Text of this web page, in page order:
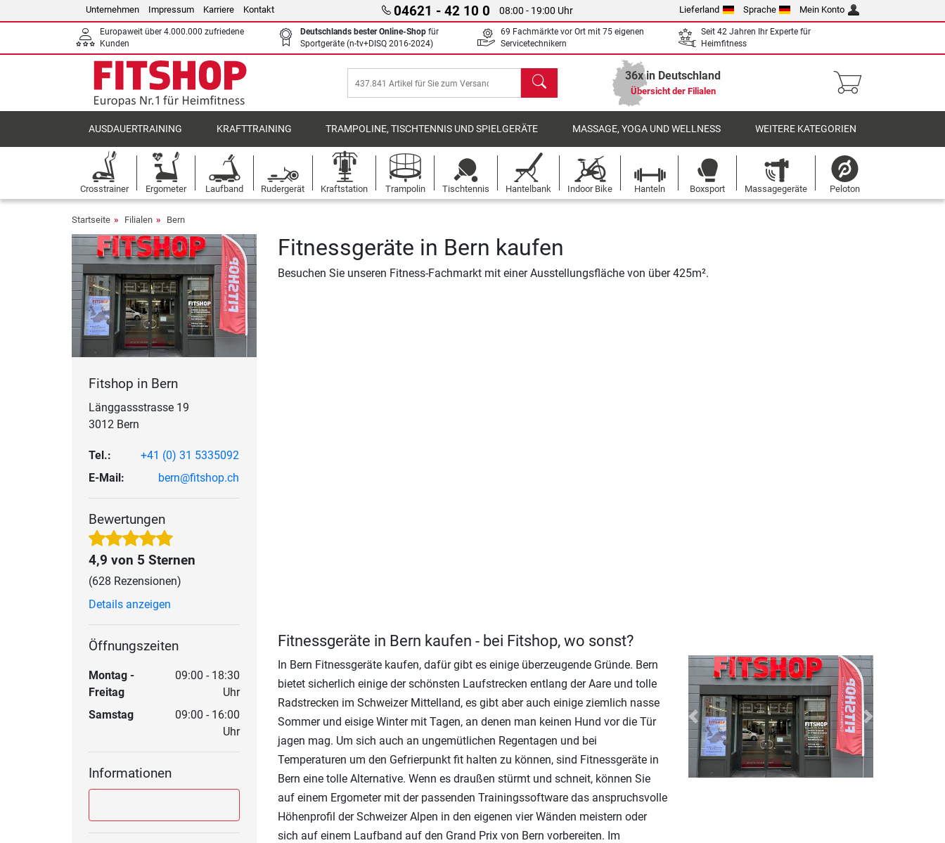
Unternehmen Impressum Karriere Kontakt 04621 - 42 10 0 08:00 - 19:00 Uhr Lieferland Sprache Mein Konto
Europaweit über 4.000.000 zufriedene
Kunden
Deutschlands bester Online-Shop für
Sportgeräte (n-tv+DISQ 2016-2024)
69 Fachmärkte vor Ort mit 75 eigenen
Servicetechnikern
Seit 42 Jahren Ihr Experte für
Heimfitness
Suchen 36x in Deutschland
Übersicht der Filialen
AUSDAUERTRAINING KRAFTTRAINING TRAMPOLINE, TISCHTENNIS UND SPIELGERÄTE MASSAGE, YOGA UND WELLNESS WEITERE KATEGORIEN
Crosstrainer Ergometer Laufband Rudergerät Kraftstation Trampolin Tischtennis Hantelbank Indoor Bike Hanteln Boxsport Massagegeräte Peloton
Startseite Filialen Bern
Fitshop in Bern
Länggassstrasse 19
3012 Bern
Tel.:
+41 (0) 31 5335092
E-Mail:
bern@fitshop.ch
Bewertungen
4,9 von 5 Sternen
(628 Rezensionen)
Details anzeigen
Öffnungszeiten
Montag -
Freitag
09:00 - 18:30
Uhr
Samstag
09:00 - 16:00
Uhr
Informationen
Fitnessgeräte in Bern kaufen
Besuchen Sie unseren Fitness-Fachmarkt mit einer Ausstellungsfläche von über 425m².
Fitnessgeräte in Bern kaufen - bei Fitshop, wo sonst?
In Bern Fitnessgeräte kaufen, dafür gibt es einige überzeugende Gründe. Bern
bietet sicherlich einige der schönsten Laufstrecken entlang der Aare und tolle
Radstrecken im Schweizer Mittelland, es gibt aber auch einige ziemlich nasse
Sommer und eisige Winter mit Tagen, an denen man keinen Hund vor die Tür
jagen mag. Um sich auch an ungemütlichen Regentagen und bei
Temperaturen um den Gefrierpunkt fit halten zu können, sind Fitnessgeräte in
Bern eine tolle Alternative. Wenn es draußen stürmt und schneit, können Sie
auf einem Ergometer mit der passenden Trainingssoftware das anspruchsvolle
Höhenprofil der Schweizer Alpen in den eigenen vier Wänden meistern oder
sich auf einem Laufband auf den Grand Prix von Bern vorbereiten. Im
Previous Next